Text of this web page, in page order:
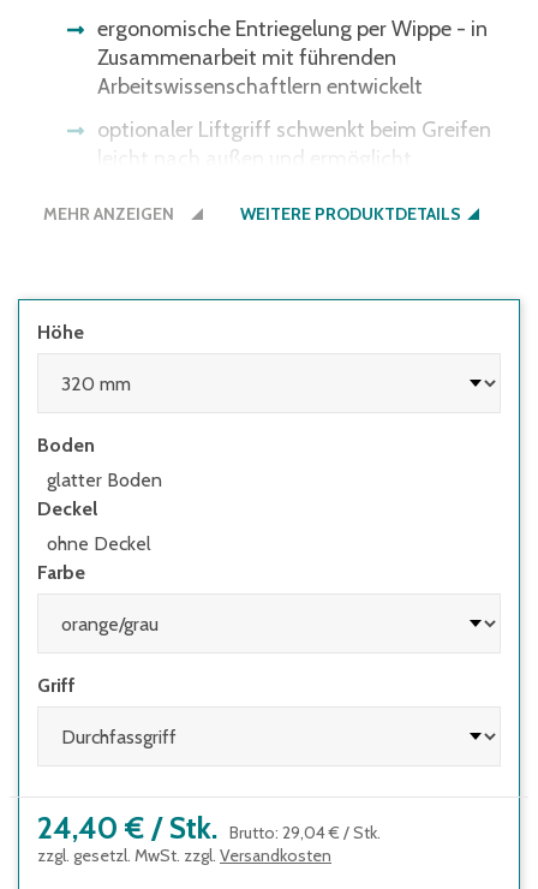
ergonomische Entriegelung per Wippe - in
Zusammenarbeit mit führenden
Arbeitswissenschaftlern entwickelt
optionaler Liftgriff schwenkt beim Greifen
leicht nach außen und ermöglicht
Tragen
MEHR ANZEIGEN WEITERE PRODUKTDETAILS
Höhe
Boden
glatter Boden
Deckel
ohne Deckel
Farbe
Griff
24,40 € / Stk. Brutto: 29,04 € /Stk.
zzgl. gesetzl. MwSt. zzgl. Versandkosten